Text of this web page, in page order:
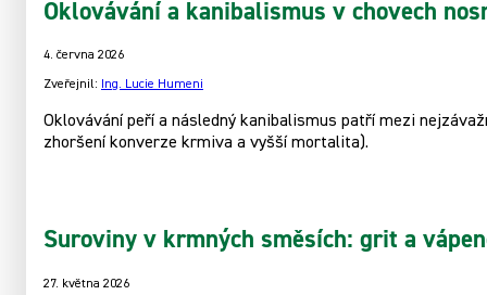
Oklovávání a kanibalismus v chovech
4. června 2026
Zveřejnil: Ing. Lucie Humeni
Oklovávání peří a následný kanibalismus patří mezi
zhoršení konverze krmiva a vyšší mortalita).
Suroviny v krmných směsích: grit a
27. května 2026